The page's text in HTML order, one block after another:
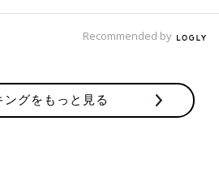
Recommended by
ングをもっと見る